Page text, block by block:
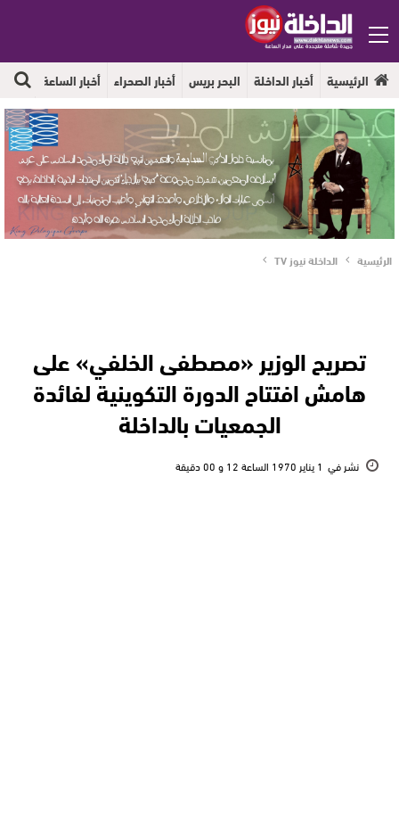
الرئيسية أخبار الداخلة البحر بريس أخبار الصحراء أخبار الساعة
الرئيسية الداخلة نيوز TV
تصريح الوزير «مصطفى الخلفي» على
هامش افتتاح الدورة التكوينية لفائدة
الجمعيات بالداخلة
نشر في 1 يناير 1970 الساعة 12 و 00 دقيقة